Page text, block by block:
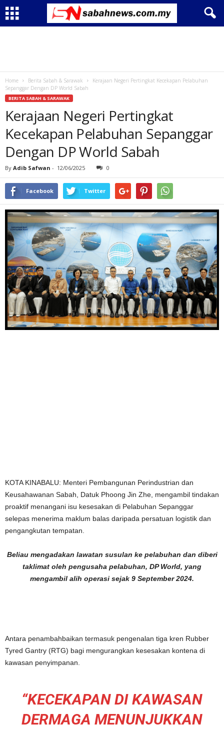
Home Berita Sabah & Sarawak
Kerajaan Negeri Pertingkat Kecekapan Pelabuhan
Sepanggar Dengan DP World Sabah
BERITA SABAH & SARAWAK
Kerajaan Negeri Pertingkat
Kecekapan Pelabuhan Sepanggar
Dengan DP World Sabah
By Adib Safwan - 12/06/2025 0
Facebook Twitter
KOTA KINABALU: Menteri Pembangunan Perindustrian dan
Keusahawanan Sabah, Datuk Phoong Jin Zhe, mengambil tindakan
proaktif menangani isu kesesakan di Pelabuhan Sepanggar
selepas menerima maklum balas daripada persatuan logistik dan
pengangkutan tempatan.
Beliau mengadakan lawatan susulan ke pelabuhan dan diberi
taklimat oleh pengusaha pelabuhan, DP World, yang
mengambil alih operasi sejak 9 September 2024.
Antara penambahbaikan termasuk pengenalan tiga kren Rubber
Tyred Gantry (RTG) bagi mengurangkan kesesakan kontena di
kawasan penyimpanan.
“KECEKAPAN DI KAWASAN
DERMAGA MENUNJUKKAN